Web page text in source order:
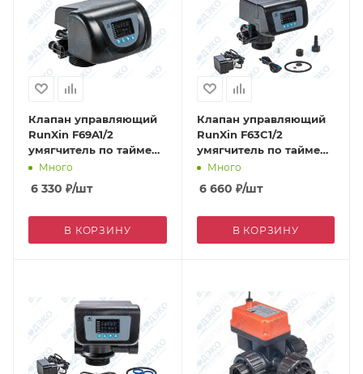
Клапан управляющий
RunXin F69A1/2
умягчитель по таймеру
2 м3/ч (противоток)
Много
6 330 ₽/шт
В КОРЗИНУ
Клапан управляющий
RunXin F63C1/2
умягчитель по таймеру
4 м3/ч
Много
6 660 ₽/шт
В КОРЗИНУ